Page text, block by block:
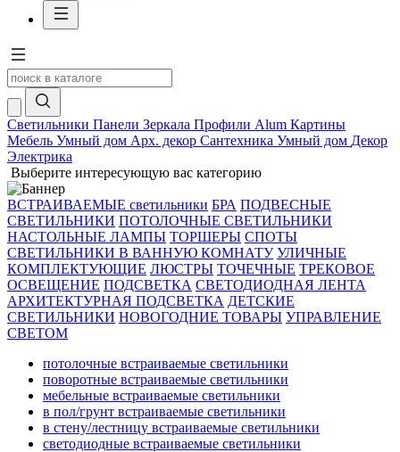
Светильники Панели Зеркала Профили Alum Картины
Мебель Умный дом Арх. декор Сантехника Умный дом Декор
Электрика
Выберите интересующую вас категорию
ВСТРАИВАЕМЫЕ светильники БРА ПОДВЕСНЫЕ
СВЕТИЛЬНИКИ ПОТОЛОЧНЫЕ СВЕТИЛЬНИКИ
НАСТОЛЬНЫЕ ЛАМПЫ ТОРШЕРЫ СПОТЫ
СВЕТИЛЬНИКИ В ВАННУЮ КОМНАТУ УЛИЧНЫЕ
КОМПЛЕКТУЮЩИЕ ЛЮСТРЫ ТОЧЕЧНЫЕ ТРЕКОВОЕ
ОСВЕЩЕНИЕ ПОДСВЕТКА СВЕТОДИОДНАЯ ЛЕНТА
АРХИТЕКТУРНАЯ ПОДСВЕТКА ДЕТСКИЕ
СВЕТИЛЬНИКИ НОВОГОДНИЕ ТОВАРЫ УПРАВЛЕНИЕ
СВЕТОМ
потолочные встраиваемые светильники
поворотные встраиваемые светильники
мебельные встраиваемые светильники
в пол/грунт встраиваемые светильники
в стену/лестницу встраиваемые светильники
светодиодные встраиваемые светильники